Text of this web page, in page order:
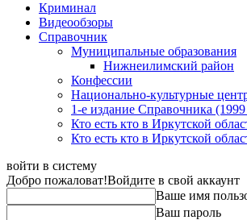
Криминал
Видеообзоры
Справочник
Муниципальные образования
Нижнеилимский район
Конфессии
Национально-культурные
1-е издание Справочника (1999
Кто есть кто в Иркутской
Кто есть кто в Иркутской
войти в систему
Добро пожаловат!Войдите в свой аккаунт
Ваше имя
Ваш пароль